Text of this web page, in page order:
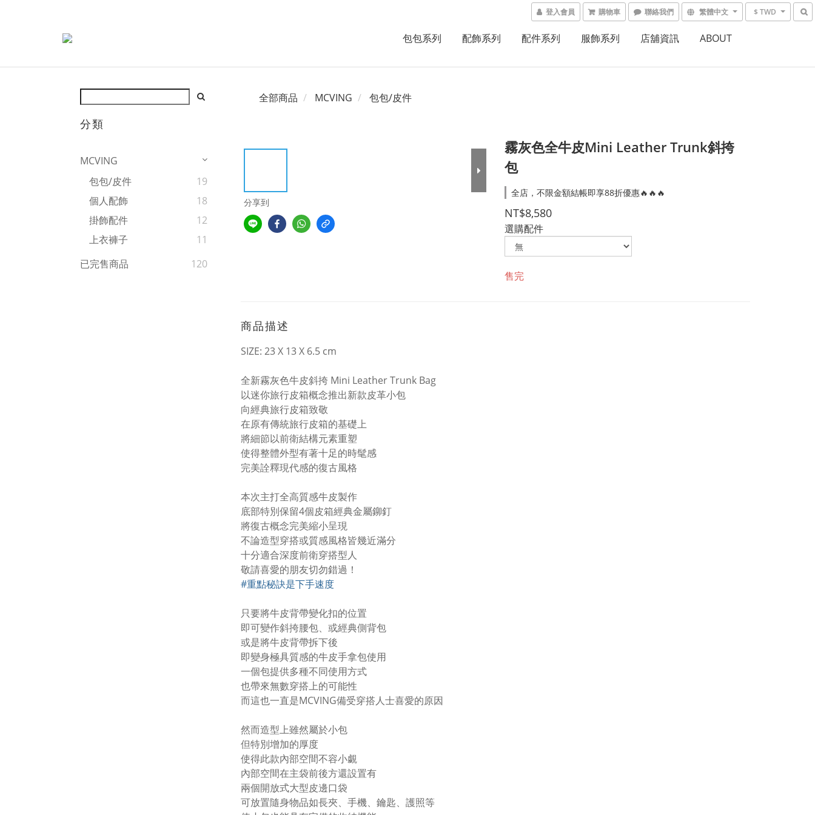
登入會員 購物車 聯絡我們 繁體中文 $ TWD
包包系列 配飾系列 配件系列 服飾系列 店舖資訊 ABOUT
分類
MCVING
包包/皮件
19
個人配飾
18
掛飾配件
12
上衣褲子
11
已完售商品
120
全部商品 MCVING 包包/皮件
分享到
霧灰色全牛皮Mini Leather Trunk斜挎
包
全店，不限金額結帳即享88折優惠🔥🔥🔥
NT$8,580
選購配件
售完
商品描述
SIZE: 23 X 13 X 6.5 cm
全新霧灰色牛皮斜挎 Mini Leather Trunk Bag
以迷你旅行皮箱概念推出新款皮革小包
向經典旅行皮箱致敬
在原有傳統旅行皮箱的基礎上
將細節以前衛結構元素重塑
使得整體外型有著十足的時髦感
完美詮釋現代感的復古風格
本次主打全高質感牛皮製作
底部特別保留4個皮箱經典金屬鉚釘
將復古概念完美縮小呈現
不論造型穿搭或質感風格皆幾近滿分
十分適合深度前衛穿搭型人
敬請喜愛的朋友切勿錯過！
#重點秘訣是下手速度
只要將牛皮背帶變化扣的位置
即可變作斜挎腰包、或經典側背包
或是將牛皮背帶拆下後
即變身極具質感的牛皮手拿包使用
一個包提供多種不同使用方式
也帶來無數穿搭上的可能性
而這也一直是MCVING備受穿搭人士喜愛的原因
然而造型上雖然屬於小包
但特別增加的厚度
使得此款內部空間不容小覷
內部空間在主袋前後方還設置有
兩個開放式大型皮邊口袋
可放置隨身物品如長夾、手機、鑰匙、護照等